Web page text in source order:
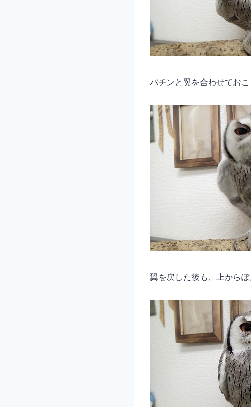
パチンと翼を合わせておこ
翼を戻した後も、上から